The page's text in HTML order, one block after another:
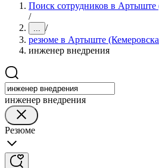
Поиск сотрудников в Артыште
/
... /
резюме в Артыште
инженер внедрения
инженер внедрения
Резюме